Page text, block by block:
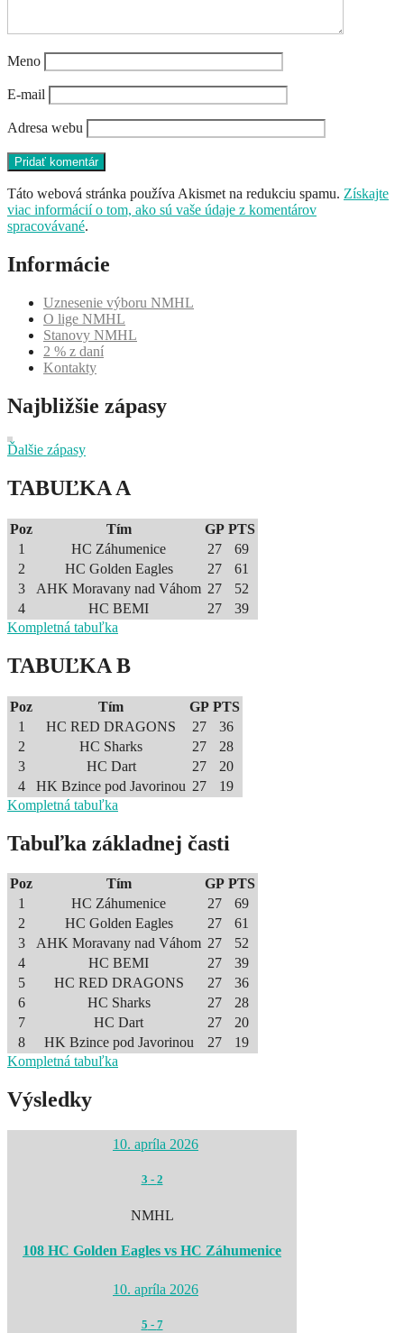
Meno
E-mail
Adresa webu
Táto webová stránka používa Akismet na redukciu spamu. Získajte
viac informácií o tom, ako sú vaše údaje z komentárov
spracovávané.
Informácie
Uznesenie výboru NMHL
O lige NMHL
Stanovy NMHL
2 % z daní
Kontakty
Najbližšie zápasy
Ďalšie zápasy
TABUĽKA A
Poz Tím GP PTS
1
HC Záhumenice 27
69
2
HC Golden Eagles 27
61
3
AHK Moravany nad Váhom 27
52
4
HC BEMI 27
39
Kompletná tabuľka
TABUĽKA B
Poz Tím GP PTS
1
HC RED DRAGONS 27
36
2
HC Sharks 27
28
3
HC Dart 27
20
4
HK Bzince pod Javorinou 27
19
Kompletná tabuľka
Tabuľka základnej časti
Poz Tím GP PTS
1
HC Záhumenice 27
69
2
HC Golden Eagles 27
61
3
AHK Moravany nad Váhom 27
52
4
HC BEMI 27
39
5
HC RED DRAGONS 27
36
6
HC Sharks 27
28
7
HC Dart 27
20
8
HK Bzince pod Javorinou 27
19
Kompletná tabuľka
Výsledky
10. apríla 2026
3 - 2
NMHL
108 HC Golden Eagles vs HC Záhumenice
10. apríla 2026
5 - 7